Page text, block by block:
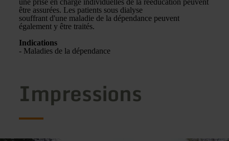
une prise en charge individuelles de la rééducation peuvent
être assurées. Les patients sous dialyse
souffrant d'une maladie de la dépendance peuvent
également y être traités.
Indications
- Maladies de la dépendance
Impressions